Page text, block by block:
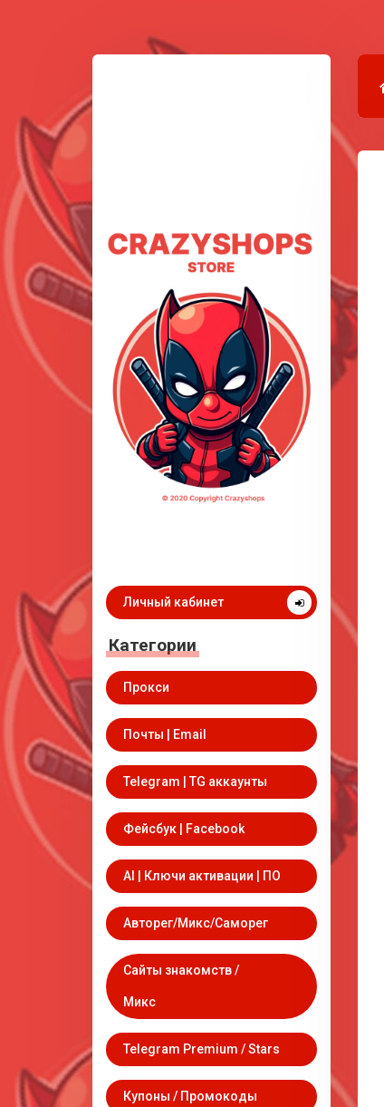
Личный кабинет
Категории
Прокси
Почты | Email
Telegram | TG аккаунты
Фейсбук | Facebook
AI | Ключи активации | ПО
Авторег/Микс/Саморег
Сайты знакомств /
Микс
Telegram Premium / Stars
Купоны / Промокоды